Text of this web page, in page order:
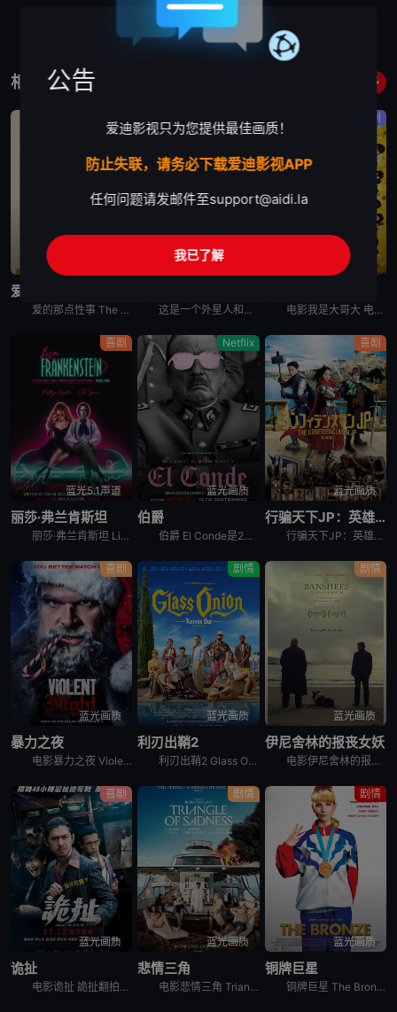
相关作品 更多
爱的那点性事
爱的那点性事 The Little Death是一部关于爱情、性..欲、关系等多元素喜剧电影。影片充满了澳式幽默，把一个严重幻想症的女人，一堆面临困扰的夫妻等等一些角色巧妙地联系到一起。
蓝光5.1声道
这是一个外星人和地球人混居的时代，在外星移民的压迫和统治下，流传百年的武士道精神已然没落，然而，在一片倾颓之势面前，依然有一群人默默的遵守着他们的准则和正义。家道中落的青年志村新八（菅田将晖 饰）
喜剧
蓝光5.1声道
电影我是大哥大 电影版 今日から俺は！！劇場版讲述的是：三桥贵志以转校为契机，决定在新学校“嚣张”一把，从此做个不良少年。为了能在同学中获得存在感，他还特地去发廊弄了一头金色卷发。而和他转到同一所
喜剧
蓝光5.1声道
丽莎·弗兰肯斯坦
丽莎·弗兰肯斯坦 Lisa Frankenstein是2024年美国喜剧,爱情,恐怖,奇幻电影。《丽莎·弗兰肯斯坦》设定在1989年，讲述一个不受欢迎的高中生在一个电闪雷鸣之夜意外复活了一具英俊的
Netflix
蓝光画质
伯爵
伯爵 El Conde是2023年喜剧,恐怖,历史,奇幻电影。《伯爵》故事智利独裁者奥古斯托·皮诺切特展开，他并没有死，而是成为了吸血鬼。在这个世界上呆了250年之后，自身耻辱以及家庭冲突所带来的
喜剧
蓝光画质
行骗天下JP：英雄篇
行骗天下JP：英雄篇 映画コンフィデンスマンJP 英雄編是2022年日本喜剧电影。信用诈欺师系列继香港、马来西亚，第三部电影版将舞台拉到了欧洲！ &nbs
喜剧
蓝光画质
暴力之夜
电影暴力之夜 Violent Night讲述的是：一支佣兵团队在圣诞夜突袭一栋富有人家的豪宅，并且挟持豪宅内的所有人为人质时，他们竟然遇到一个完全意想不到的强劲对手：圣诞老人（大卫·哈伯 饰），而
剧情
蓝光画质
利刃出鞘2
利刃出鞘2 Glass Onion: A Knives Out Mystery是2022年美国剧情,喜剧,悬疑,惊悚,犯罪电影。在莱恩·约翰逊的《利刃出鞘》续篇中，侦探贝努瓦·布兰克将前往希腊，破
剧情
蓝光画质
伊尼舍林的报丧女妖
电影伊尼舍林的报丧女妖 The Banshees of Inisherin讲述的是：柯林·法瑞尔、布兰登·格里森再度合作，饰演一对爱尔兰伊尼舍林海滨小岛的好兄弟，却面临绝交危机，这回断的不只友情，
喜剧
蓝光画质
诡扯
电影诡扯 詭扯翻拍自2004年在韩国上映的《时失两公里》，剧情描述黑警锋哥（陈柏霖 饰）要在48小时内找回被兄弟小强（侯彦西 饰）黑吃黑的钻石赃物，他循着手机讯号来到某村庄，却怎么也找不到对方。在
剧情
蓝光画质
悲情三角
电影悲情三角 Triangle of Sadness讲述的是：Carl和Yaya是一对很有影响力的模特夫妇。时装周结束后，他们受邀来到一艘游艇进行豪华的跨洋之旅，船员们都非常尽职地为度假者们服务。
剧情
蓝光画质
铜牌巨星
铜牌巨星 The Bronze讲述的是：霍普（梅丽莎·劳奇 Melissa Rauch 饰）从小就立志成为一名体操运动员，在一场世界级的比赛中，霍普虽然脚踝受伤却依然忍痛完成了比赛动作并获得了铜牌
公告
爱迪影视只为您提供最佳画质！
防止失联，请务必下载爱迪影视APP
任何问题请发邮件至support@aidi.la
我已了解